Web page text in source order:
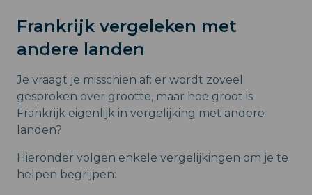
Frankrijk vergeleken met
andere landen
Je vraagt je misschien af: er wordt zoveel
gesproken over grootte, maar hoe groot is
Frankrijk eigenlijk in vergelijking met andere
landen?
Hieronder volgen enkele vergelijkingen om je te
helpen begrijpen: